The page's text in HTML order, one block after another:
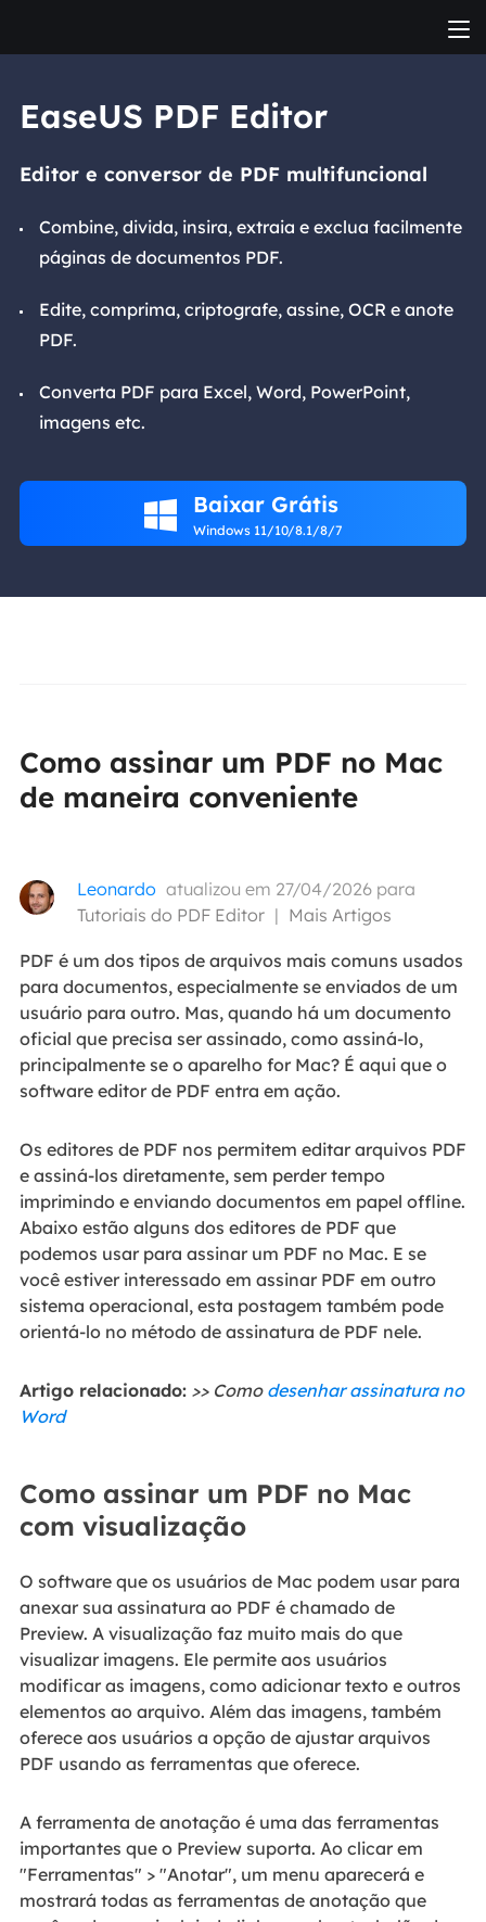
EaseUS PDF Editor
Editor e conversor de PDF multifuncional
Combine, divida, insira, extraia e exclua facilmente
páginas de documentos PDF.
Edite, comprima, criptografe, assine, OCR e anote
PDF.
Converta PDF para Excel, Word, PowerPoint,
imagens etc.
 Baixar Grátis
Windows 11/10/8.1/8/7
Como assinar um PDF no Mac
de maneira conveniente
Leonardo atualizou em 27/04/2026 para
Tutoriais do PDF Editor | Mais Artigos
PDF é um dos tipos de arquivos mais comuns usados
para documentos, especialmente se enviados de um
usuário para outro. Mas, quando há um documento
oficial que precisa ser assinado, como assiná-lo,
principalmente se o aparelho for Mac? É aqui que o
software editor de PDF entra em ação.
Os editores de PDF nos permitem editar arquivos PDF
e assiná-los diretamente, sem perder tempo
imprimindo e enviando documentos em papel offline.
Abaixo estão alguns dos editores de PDF que
podemos usar para assinar um PDF no Mac. E se
você estiver interessado em assinar PDF em outro
sistema operacional, esta postagem também pode
orientá-lo no método de assinatura de PDF nele.
Artigo relacionado: >> Como desenhar assinatura no
Word
Como assinar um PDF no Mac
com visualização
O software que os usuários de Mac podem usar para
anexar sua assinatura ao PDF é chamado de
Preview. A visualização faz muito mais do que
visualizar imagens. Ele permite aos usuários
modificar as imagens, como adicionar texto e outros
elementos ao arquivo. Além das imagens, também
oferece aos usuários a opção de ajustar arquivos
PDF usando as ferramentas que oferece.
A ferramenta de anotação é uma das ferramentas
importantes que o Preview suporta. Ao clicar em
"Ferramentas" > "Anotar", um menu aparecerá e
mostrará todas as ferramentas de anotação que